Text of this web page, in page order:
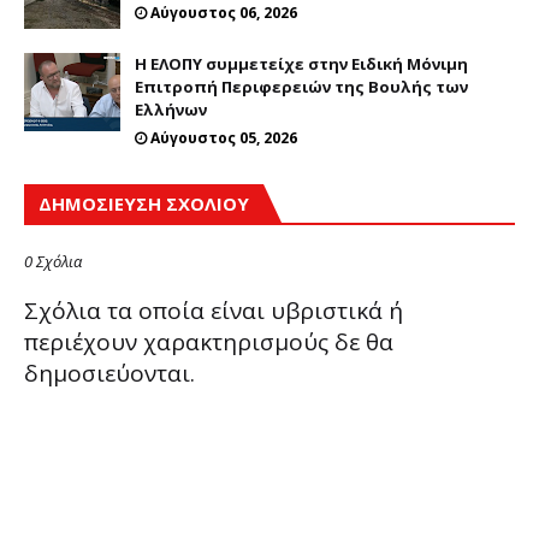
Αύγουστος 06, 2026
Η ΕΛΟΠΥ συμμετείχε στην Ειδική Μόνιμη
Επιτροπή Περιφερειών της Βουλής των
Ελλήνων
Αύγουστος 05, 2026
ΔΗΜΟΣΊΕΥΣΗ ΣΧΟΛΊΟΥ
0 Σχόλια
Σχόλια τα οποία είναι υβριστικά ή
περιέχουν χαρακτηρισμούς δε θα
δημοσιεύονται.